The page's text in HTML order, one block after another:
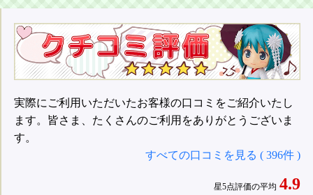
実際にご利用いただいたお客様の口コミをご紹介いたし
ます。皆さま、たくさんのご利用をありがとうございま
す。
すべての口コミを見る ( 396件 )
星5点評価の平均 4.9